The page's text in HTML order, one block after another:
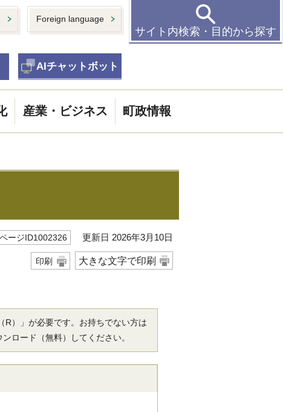
Foreign language
AIチャットボット
サイト内検索・目的から探す
産業・ビジネス 町政情報
ページID1002326 更新日 2026年3月10日
印刷 大きな文字で印刷
R）」が必要です。お持ちでない方は
ロード（無料）してください。